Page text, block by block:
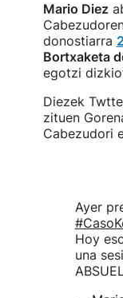
Mario Diez
donostiarra
Bortxaketa
egotzi
Diezek
zituen
Cabezudori
Ayer
Hoy
una